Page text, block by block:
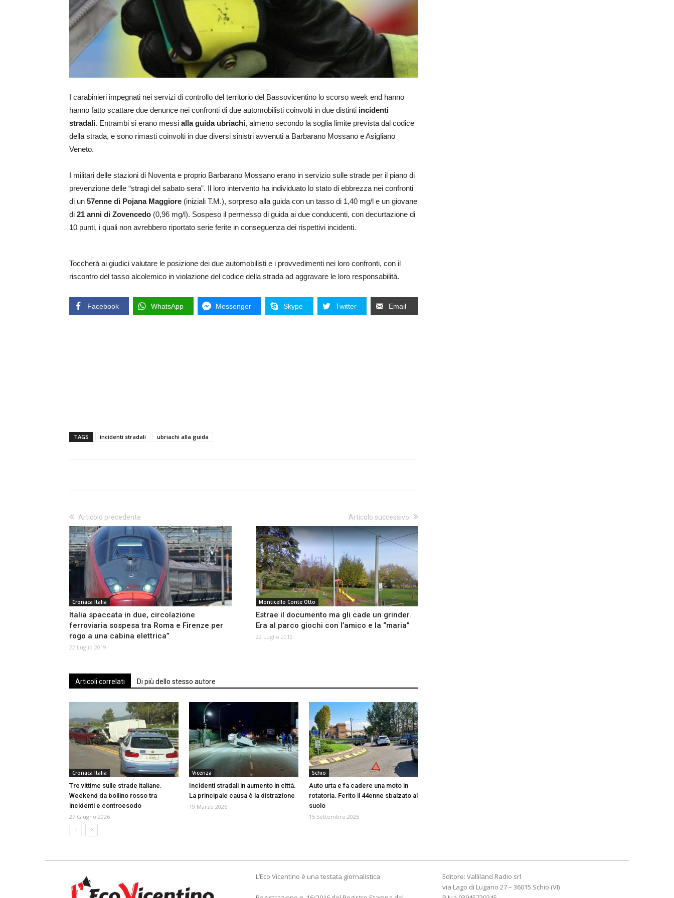
I carabinieri impegnati nei servizi di controllo del territorio del Bassovicentino lo scorso week end hanno
hanno fatto scattare due denunce nei confronti di due automobilisti coinvolti in due distinti incidenti
stradali. Entrambi si erano messi alla guida ubriachi, almeno secondo la soglia limite prevista dal codice
della strada, e sono rimasti coinvolti in due diversi sinistri avvenuti a Barbarano Mossano e Asigliano
Veneto.
I militari delle stazioni di Noventa e proprio Barbarano Mossano erano in servizio sulle strade per il piano di
prevenzione delle “stragi del sabato sera”. Il loro intervento ha individuato lo stato di ebbrezza nei confronti
di un 57enne di Pojana Maggiore (iniziali T.M.), sorpreso alla guida con un tasso di 1,40 mg/l e un giovane
di 21 anni di Zovencedo (0,96 mg/l). Sospeso il permesso di guida ai due conducenti, con decurtazione di
10 punti, i quali non avrebbero riportato serie ferite in conseguenza dei rispettivi incidenti.
Toccherà ai giudici valutare le posizione dei due automobilisti e i provvedimenti nei loro confronti, con il
riscontro del tasso alcolemico in violazione del codice della strada ad aggravare le loro responsabilità.
Facebook WhatsApp Messenger Skype Twitter Email
TAGS incidenti stradali ubriachi alla guida
Articolo precedente
Cronaca Italia
Italia spaccata in due, circolazione
ferroviaria sospesa tra Roma e Firenze per
rogo a una cabina elettrica”
22 Luglio 2019
Articolo successivo
Monticello Conte Otto
Estrae il documento ma gli cade un grinder.
Era al parco giochi con l’amico e la “maria”
22 Luglio 2019
Articoli correlati Di più dello stesso autore
Cronaca Italia
Tre vittime sulle strade italiane.
Weekend da bollino rosso tra
incidenti e controesodo
27 Giugno 2026
Vicenza
Incidenti stradali in aumento in città.
La principale causa è la distrazione
19 Marzo 2026
Schio
Auto urta e fa cadere una moto in
rotatoria. Ferito il 44enne sbalzato al
suolo
15 Settembre 2025
L’Eco Vicentino è una testata giornalistica
Editore: Valliland Radio srl
via Lago di Lugano 27 – 36015 Schio (VI)